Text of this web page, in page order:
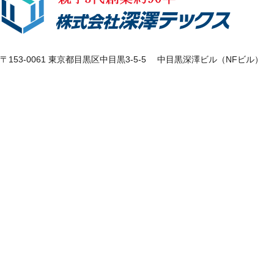
〒153-0061 東京都目黒区中目黒3-5-5 中目黒深澤ビル（NFビル）